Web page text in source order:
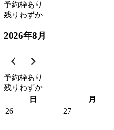
予約枠あり
残りわずか
2026年8月
予約枠あり
残りわずか
日
月
26
27